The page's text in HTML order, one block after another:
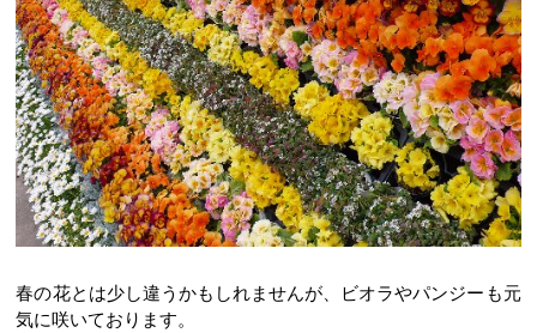
春の花とは少し違うかもしれませんが、ビオラやパンジーも元
気に咲いております。